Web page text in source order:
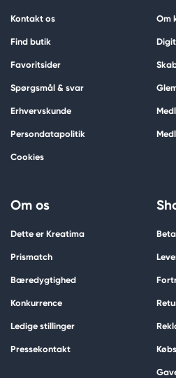
Kontakt os
Find butik
Favoritsider
Spørgsmål & svar
Erhvervskunde
Persondatapolitik
Cookies
Om
Om os
Dette er Kreatima
Prismatch
Bæredygtighed
Konkurrence
Ledige stillinger
Pressekontakt